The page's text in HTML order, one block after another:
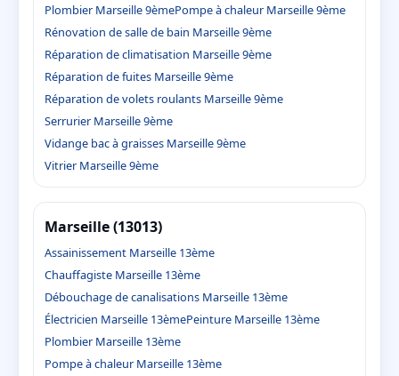
Plombier Marseille 9èmePompe à chaleur Marseille 9ème
Rénovation de salle de bain Marseille 9ème
Réparation de climatisation Marseille 9ème
Réparation de fuites Marseille 9ème
Réparation de volets roulants Marseille 9ème
Serrurier Marseille 9ème
Vidange bac à graisses Marseille 9ème
Vitrier Marseille 9ème
Marseille (13013)
Assainissement Marseille 13ème
Chauffagiste Marseille 13ème
Débouchage de canalisations Marseille 13ème
Électricien Marseille 13èmePeinture Marseille 13ème
Plombier Marseille 13ème
Pompe à chaleur Marseille 13ème